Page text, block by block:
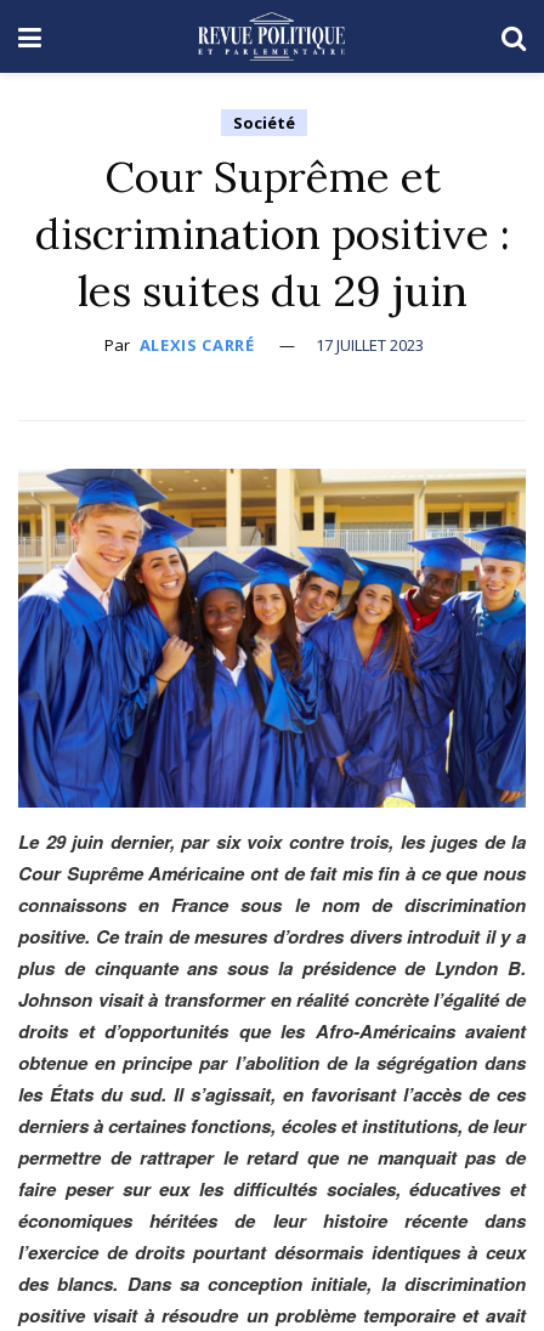
Société
Cour Suprême et
discrimination positive :
les suites du 29 juin
Par ALEXIS CARRÉ 17 JUILLET 2023
Le 29 juin dernier, par six voix contre trois, les juges de la
Cour Suprême Américaine ont de fait mis fin à ce que nous
connaissons en France sous le nom de discrimination
positive. Ce train de mesures d’ordres divers introduit il y a
plus de cinquante ans sous la présidence de Lyndon B.
Johnson visait à transformer en réalité concrète l’égalité de
droits et d’opportunités que les Afro-Américains avaient
obtenue en principe par l’abolition de la ségrégation dans
les États du sud. Il s’agissait, en favorisant l’accès de ces
derniers à certaines fonctions, écoles et institutions, de leur
permettre de rattraper le retard que ne manquait pas de
faire peser sur eux les difficultés sociales, éducatives et
économiques héritées de leur histoire récente dans
l’exercice de droits pourtant désormais identiques à ceux
des blancs. Dans sa conception initiale, la discrimination
positive visait à résoudre un problème temporaire et avait